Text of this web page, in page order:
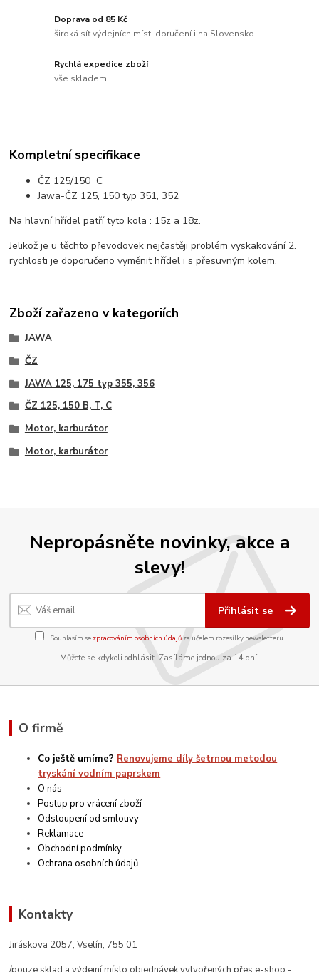
Doprava od 85 Kč
široká síť výdejních míst, doručení i na Slovensko
Rychlá expedice zboží
vše skladem
Kompletní specifikace
ČZ 125/150 C
Jawa-ČZ 125, 150 typ 351, 352
Na hlavní hřídel patří tyto kola : 15z a 18z.
Jelikož je u těchto převodovek nejčastěji problém vyskakování 2.
rychlosti je doporučeno vyměnit hřídel i s přesuvným kolem.
Zboží zařazeno v kategoriích
JAWA
ČZ
JAWA 125, 175 typ 355, 356
ČZ 125, 150 B, T, C
Motor, karburátor
Motor, karburátor
Nepropásněte novinky, akce a
slevy!
Přihlásit se
Souhlasím se zpracováním osobních údajůza účelem rozesílky newsletteru.
Můžete se kdykoli odhlásit. Zasíláme jednou za 14 dní.
O firmě
Co ještě umíme? Renovujeme díly šetrnou metodou
tryskání vodním paprskem
O nás
Postup pro vrácení zboží
Odstoupení od smlouvy
Reklamace
Obchodní podmínky
Ochrana osobních údajů
Kontakty
Jiráskova 2057, Vsetín, 755 01